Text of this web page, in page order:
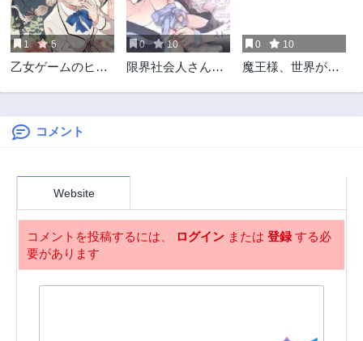
1 5
乙女ゲームのヒロ
がちやほやされて
いた〜恋愛は諦め
0 10
限界社会人さんを
ちゃんだけでした
0 10
魔王様、世界が美
コメント
Website
コメントを投稿するには、 ログイン または 登録する必
要があります